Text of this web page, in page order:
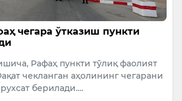
чегара ўтказиш пункти
Рафаҳ пункти тўлиқ фаолият
чекланган аҳолининг чегарани
берилади.…